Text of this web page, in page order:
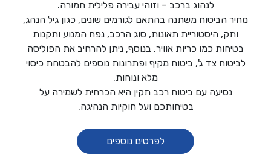
לנהוג ברכב – וזוהי עבירה פלילית חמורה.
מחיר הביטוח משתנה בהתאם לגורמים שונים, כגון גיל הנהג,
ותק, היסטוריית תאונות, סוג הרכב, נפח המנוע ותקנות
בטיחות כמו כריות אוויר. בנוסף, ניתן להרחיב את הפוליסה
לביטוח צד ג', ביטוח מקיף ופתרונות נוספים להבטחת כיסוי
מלא ונוחות.
נסיעה עם ביטוח רכב תקין היא הכרחית לשמירה על
בטיחותכם ועל חוקיות הנהיגה.
לפרטים נוספים